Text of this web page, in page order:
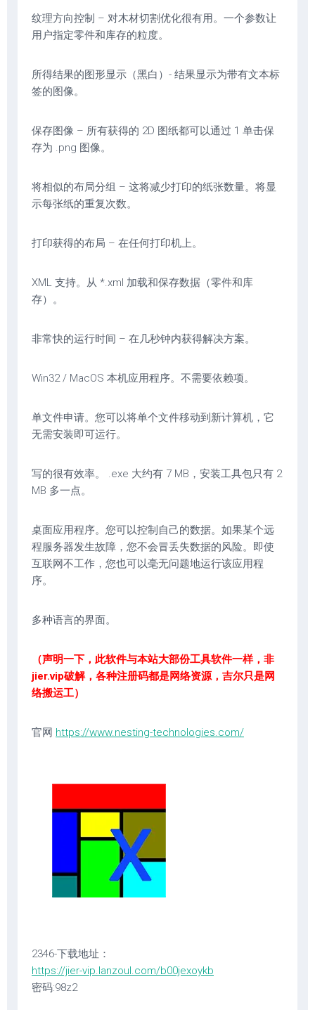
纹理方向控制 – 对木材切割优化很有用。一个参数让
用户指定零件和库存的粒度。
所得结果的图形显示（黑白）- 结果显示为带有文本标
签的图像。
保存图像 – 所有获得的 2D 图纸都可以通过 1 单击保
存为 .png 图像。
将相似的布局分组 – 这将减少打印的纸张数量。将显
示每张纸的重复次数。
打印获得的布局 – 在任何打印机上。
XML 支持。从 *.xml 加载和保存数据（零件和库
存）。
非常快的运行时间 – 在几秒钟内获得解决方案。
Win32 / MacOS 本机应用程序。不需要依赖项。
单文件申请。您可以将单个文件移动到新计算机，它
无需安装即可运行。
写的很有效率。 .exe 大约有 7 MB，安装工具包只有 2
MB 多一点。
桌面应用程序。您可以控制自己的数据。如果某个远
程服务器发生故障，您不会冒丢失数据的风险。即使
互联网不工作，您也可以毫无问题地运行该应用程
序。
多种语言的界面。
（声明一下，此软件与本站大部份工具软件一样，非
jier.vip破解，各种注册码都是网络资源，吉尔只是网
络搬运工）
官网 https://www.nesting-technologies.com/
2346-下载地址：
https://jier-vip.lanzoul.com/b00jexoykb
密码:98z2